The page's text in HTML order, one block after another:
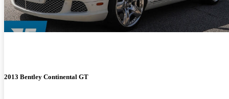
2013 Bentley Continental GT